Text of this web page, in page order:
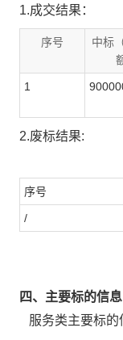
1.成交结果：
序号
中标
1
2.废标结果:
序号
/
四、主要标的信息
服务类主要标的